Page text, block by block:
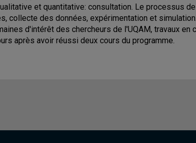
et quantitative: consultation. Le processus
collecte des données, expérimentation et
d'intérêt des chercheurs de l'UQAM, travaux en
après avoir réussi deux cours du programme.